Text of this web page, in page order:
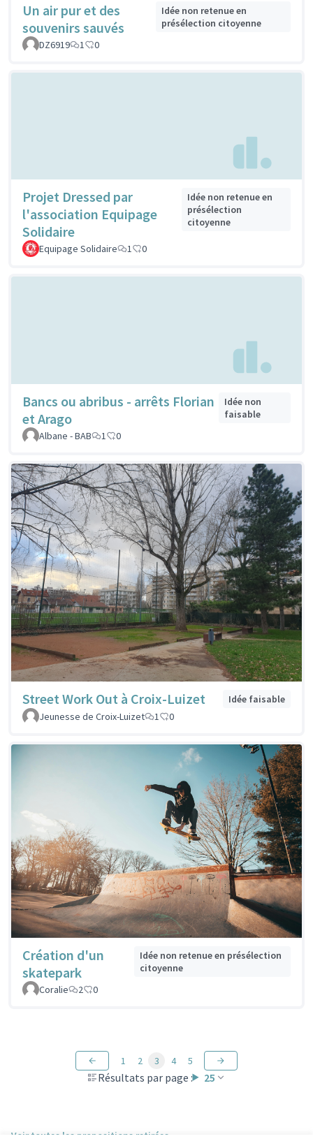
Un air pur et des
souvenirs sauvés
Idée non retenue en
présélection citoyenne
DZ6919
1 0
Projet Dressed par
l'association Equipage
Solidaire
Idée non retenue en
présélection
citoyenne
Equipage Solidaire 1 0
Bancs ou abribus - arrêts Florian
et Arago
Idée non
faisable
Albane - BAB
1 0
Street Work Out à Croix-Luizet
Idée faisable
Jeunesse de Croix-Luizet
1 0
Création d'un
skatepark
Idée non retenue en présélection
citoyenne
Coralie
2 0
Résultats par page : 25
1 2 3 4 5
Voir toutes les propositions retirées